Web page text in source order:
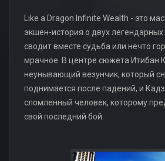
Like a Dragon Infinite Wealth - это
экшен-история о двух легендарных
сводит вместе судьба или нечто
мрачное. В центре сюжета Итибан
неунывающий везунчик, который
поднимается после падений, и
сломленный человек, которому
свой последний бой.